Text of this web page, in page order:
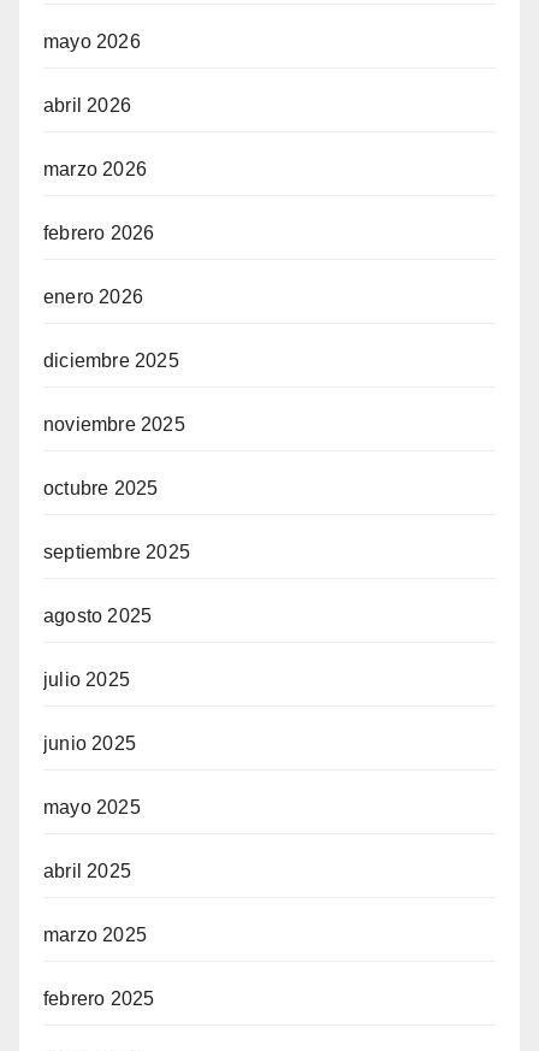
mayo 2026
abril 2026
marzo 2026
febrero 2026
enero 2026
diciembre 2025
noviembre 2025
octubre 2025
septiembre 2025
agosto 2025
julio 2025
junio 2025
mayo 2025
abril 2025
marzo 2025
febrero 2025